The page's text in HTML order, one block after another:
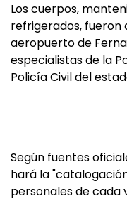
Los cuerpos,
refrigerados, fueron
aeropuerto de
especialistas de la
Policía Civil del
Según fuentes
hará la
personales de